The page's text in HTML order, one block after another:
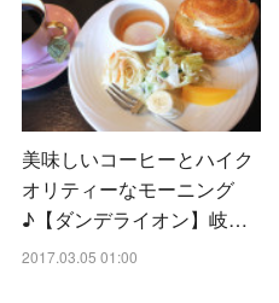
美味しいコーヒーとハイク
オリティーなモーニング
♪【ダンデライオン】岐…
2017.03.05 01:00